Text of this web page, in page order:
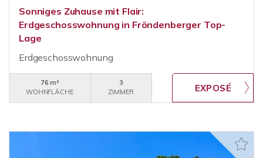
Sonniges Zuhause mit Flair:
Erdgeschosswohnung in Fröndenberger Top-
Lage
Erdgeschosswohnung
76 m²
WOHNFLÄCHE
3
ZIMMER